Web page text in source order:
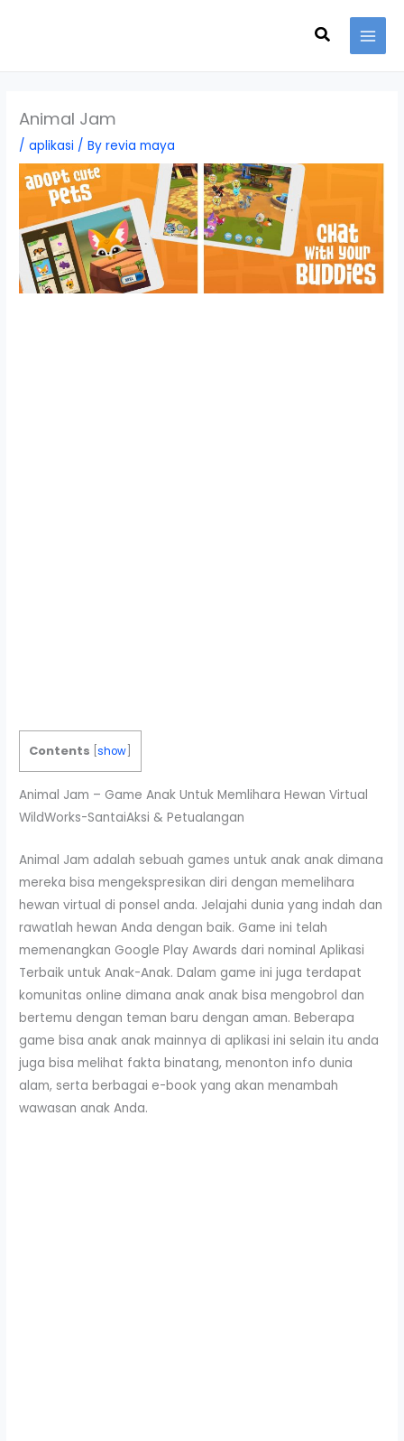
Search
Animal Jam
/aplikasi / Byrevia maya
Contents [show
Animal Jam – Game Anak Untuk Memlihara Hewan Virtual
WildWorks-SantaiAksi & Petualangan
Animal Jam adalah sebuah games untuk anak anak dimana
mereka bisa mengekspresikan diri dengan memelihara
hewan virtual di ponsel anda. Jelajahi dunia yang indah dan
rawatlah hewan Anda dengan baik. Game ini telah
memenangkan Google Play Awards dari nominal Aplikasi
Terbaik untuk Anak-Anak. Dalam game ini juga terdapat
komunitas online dimana anak anak bisa mengobrol dan
bertemu dengan teman baru dengan aman. Beberapa
game bisa anak anak mainnya di aplikasi ini selain itu anda
juga bisa melihat fakta binatang, menonton info dunia
alam, serta berbagai e-book yang akan menambah
wawasan anak Anda.